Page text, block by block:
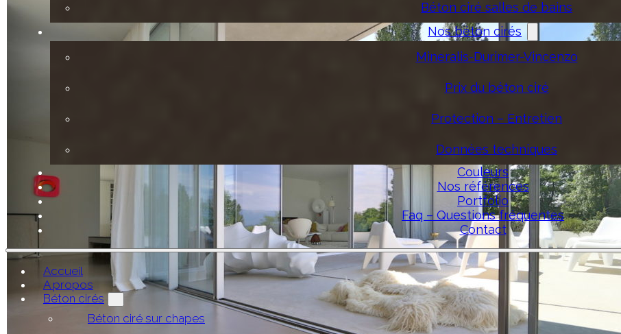
Béton ciré salles de bains
Nos béton cirés
Mineralis-Durimer-Vincenzo
Prix du béton ciré
Protection – Entretien
Données techniques
Couleurs
Nos références
Portfolio
Faq – Questions fréquentes
Contact
Accueil
A propos
Béton cirés
Béton ciré sur chapes